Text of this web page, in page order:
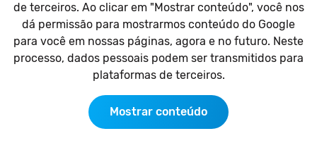
de terceiros. Ao clicar em "Mostrar conteúdo", você nos
dá permissão para mostrarmos conteúdo do Google
para você em nossas páginas, agora e no futuro. Neste
processo, dados pessoais podem ser transmitidos para
plataformas de terceiros.
Mostrar conteúdo